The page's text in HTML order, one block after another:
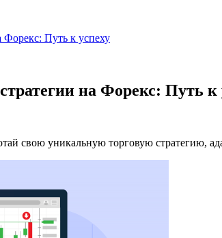
Форекс: Путь к успеху
на Форекс: Путь к
свою уникальную торговую стратегию,